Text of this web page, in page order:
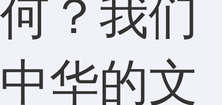
何？我们
中华的文